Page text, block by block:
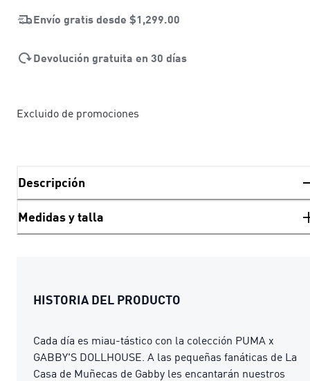
Envío gratis desde $1,299.00
Devolución gratuita en 30 días
Excluido de promociones
Descripción
Medidas y talla
HISTORIA DEL PRODUCTO
Cada día es miau-tástico con la colección PUMA x
GABBY'S DOLLHOUSE. A las pequeñas fanáticas de La
Casa de Muñecas de Gabby les encantarán nuestros